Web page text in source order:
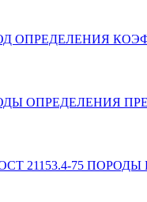
ОПРЕДЕЛЕНИЯ
ОПРЕДЕЛЕНИЯ
ГОСТ 21153.4-